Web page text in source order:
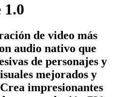
de video más
audio nativo que
de personajes y
mejorados y
impresionantes